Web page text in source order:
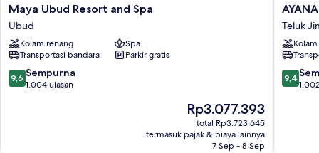
Maya
Ubud
Resort
and
Spa
Ubud
Maya Ubud Resort and Spa
Ubud
Kolam renang
Spa
Transportasi bandara
Parkir gratis
9.6
dari
9,6 Sempurna
1.004 ulasan
Harga
sekarang
Rp3.077.393
Rp3.077.393
total Rp3.723.645
termasuk pajak & biaya lainnya
7 Sep - 8 Sep
AYANA
Resort
Bali
Teluk
Teluk
9.4
dari
9,4